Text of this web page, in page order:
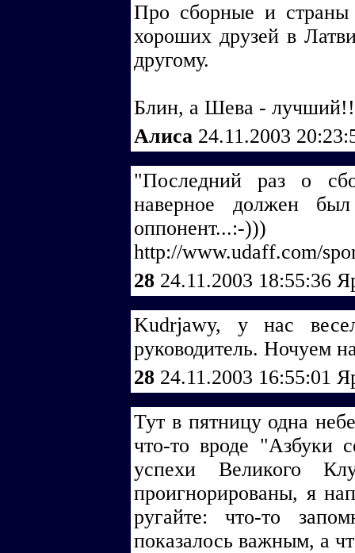
Про сборные и страны
хороших друзей в
другому.
Блин, а Шева -
Алиса 24.11.2003
"Последний раз о
наверное должен
оппонент...:-)))
http://www.udaff.com/
28 24.11.2003 18:55:36
Kudrjawy, у нас
руководитель. Ночуем
28 24.11.2003 16:55:01
Тут в пятницу одна
что-то вроде "Азбуки
успехи Великого
проигнорированы, я
ругайте: что-то
показалось важным, а